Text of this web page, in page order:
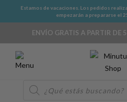
Estamos de vacaciones. Los pedidos
empezarán a prepararse el
ENVÍO GRATIS A PARTIR DE
de
productos